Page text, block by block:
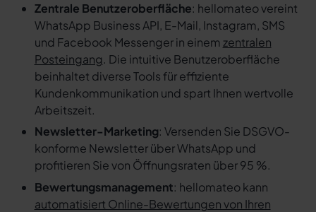
Zentrale Benutzeroberfläche: hellomateo vereint
WhatsApp Business API, E-Mail, Instagram, SMS
und Facebook Messenger in einem zentralen
Posteingang. Die intuitive Benutzeroberfläche
beinhaltet diverse Tools für effiziente
Kundenkommunikation und spart Ihnen wertvolle
Arbeitszeit.
Newsletter-Marketing: Versenden Sie DSGVO-
konforme Newsletter über WhatsApp und
profitieren Sie von Öffnungsraten über 95 %.
Bewertungsmanagement: hellomateo kann
automatisiert Online-Bewertungen von Ihren